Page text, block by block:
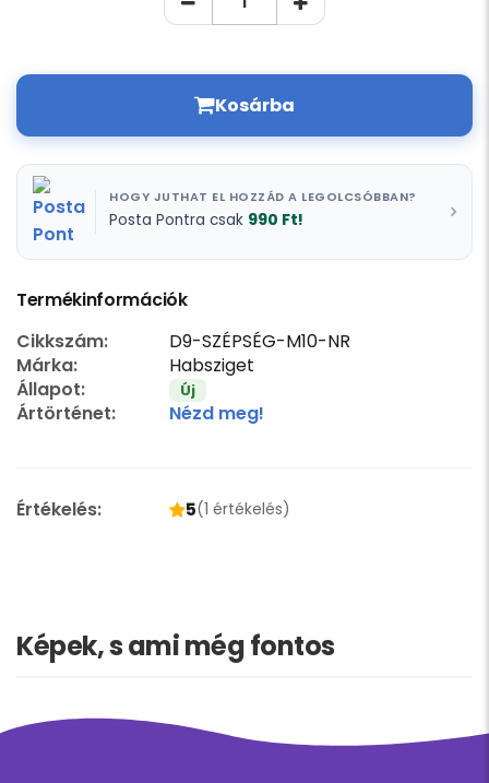
Kosárba
HOGY JUTHAT EL HOZZÁD A LEGOLCSÓBBAN?
Posta Pontra csak 990 Ft!
Termékinformációk
Cikkszám:
D9-SZÉPSÉG-M10-NR
Márka:
Habsziget
Állapot:
Új
Ártörténet: Nézd meg!
Értékelés: 5(1 értékelés)
Képek, s ami még fontos